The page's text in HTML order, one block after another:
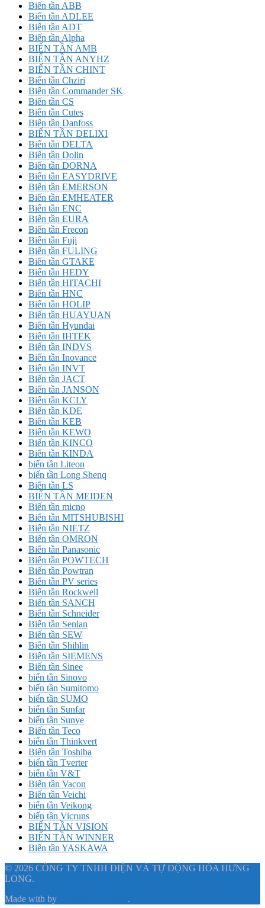
Biến tần ABB
Biến tần ADLEE
Biến tần ADT
Biến tần Alpha
BIẾN TẦN AMB
BIẾN TẦN ANYHZ
BIẾN TẦN CHINT
Biến tần Chziri
Biến tần Commander SK
Biến tần CS
Biến tần Cutes
Biến tần Danfoss
BIẾN TẦN DELIXI
Biến tần DELTA
Biến tần Dolin
Biến tần DORNA
Biến tần EASYDRIVE
Biến tần EMERSON
Biến tần EMHEATER
Biến tần ENC
Biến tần EURA
Biến tần Frecon
Biến tần Fuji
Biến tần FULING
Biến tần GTAKE
Biến tần HEDY
Biến tần HITACHI
Biến tần HNC
Biến tần HOLIP
Biến tần HUAYUAN
Biến tần Hyundai
Biến tần IHTEK
Biến tần INDVS
Biến tần Inovance
Biến tần INVT
Biến tần JACT
Biến tần JANSON
Biến tần KCLY
Biến tần KDE
Biến tần KEB
Biến tần KEWO
Biến tần KINCO
Biến tần KINDA
biến tần Liteon
biến tần Long Shenq
Biến tần LS
BIẾN TẦN MEIDEN
Biến tần micno
Biến tần MITSHUBISHI
Biến tần NIETZ
Biến tần OMRON
Biến tần Panasonic
Biến tần POWTECH
Biến tần Powtran
Biến tần PV series
Biến tần Rockwell
Biến tần SANCH
Biến tần Schneider
Biến tần Senlan
Biến tần SEW
Biến tần Shihlin
Biến tần SIEMENS
Biến tần Sinee
biến tần Sinovo
biến tần Sumitomo
biến tần SUMO
biến tần Sunfar
biến tần Sunye
Biến tần Teco
biến tần Thinkvert
Biến tần Toshiba
biến tần Tverter
biến tần V&T
Biến tần Vacon
Biến tần Veichi
biến tần Veikong
biến tần Vicruns
BIẾN TẦN VISION
BIẾN TẦN WINNER
Biến tần YASKAWA
© 2026 CÔNG TY TNHH ĐIỆN VÀ TỰ ĐỘNG HÓA HƯNG
LONG.
Made with by .